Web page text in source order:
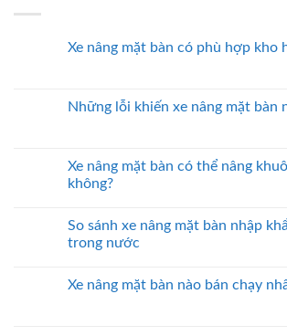
Xe nâng mặt bàn có phù hợp kho
Những lỗi khiến xe nâng mặt bàn
Xe nâng mặt bàn có thể nâng
không?
So sánh xe nâng mặt bàn nhập
trong nước
Xe nâng mặt bàn nào bán chạy